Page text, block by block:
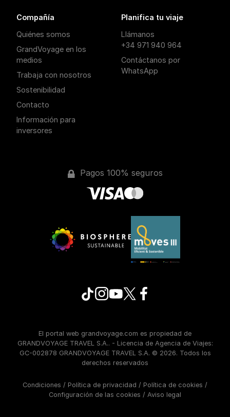
Compañía
Quiénes somos
GrandVoyage en los
medios
Trabaja con nosotros
Sostenibilidad
Contacto
Información para
inversores
Planifica tu viaje
Llámanos
+34 971 940 964
Contáctanos por
WhatsApp
Pagos 100% seguros
El portal web grandvoyage.com es propiedad de
GRANDVOYAGE TRAVEL S.A.. - Licencia de Agencia de Viajes:
GC-002878 GRANDVOYAGE TRAVEL S.A. © 2026. Todos los
derechos reservados
Condiciones / Política de privacidad / Política de cookies /
Configuración de las cookies / Aviso legal